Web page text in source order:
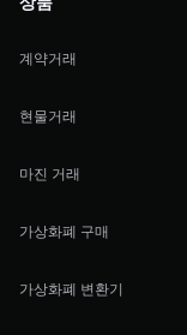
계약거래
현물거래
마진 거래
가상화폐 구매
가상화폐 변환기